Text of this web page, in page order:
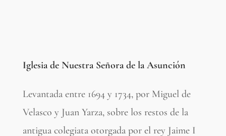
Iglesia de Nuestra Señora de la Asunción
Levantada entre 1694 y 1734, por Miguel de
Velasco y Juan Yarza, sobre los restos de la
antigua colegiata otorgada por el rey Jaime I